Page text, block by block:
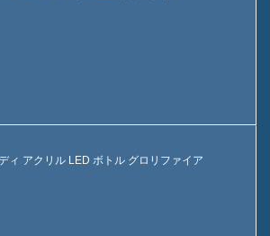
ィ アクリル LED ボトル グロリファイア